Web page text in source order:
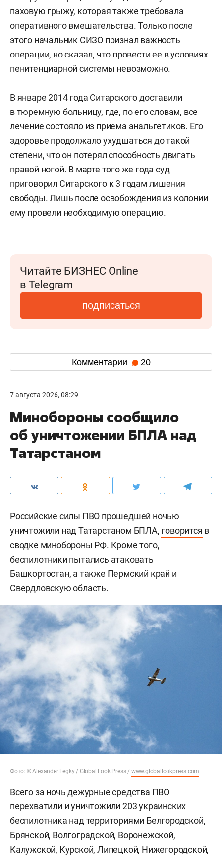
паховую грыжу, которая также требовала
оперативного вмешательства. Только после
этого начальник СИЗО признал важность
операции, но сказал, что провести ее в условиях
пенитенциарной системы невозможно.
В январе 2014 года Ситарского доставили
в тюремную больницу, где, по его словам, все
лечение состояло из приема анальгетиков. Его
здоровье продолжало ухудшаться до такой
степени, что он потерял способность двигать
правой ногой. В марте того же года суд
приговорил Ситарского к 3 годам лишения
свободы. Лишь после освобождения из колонии
ему провели необходимую операцию.
Читайте БИЗНЕС Online
в Telegram
подписаться
Комментарии 20
7 августа 2026, 08:29
Минобороны сообщило
об уничтожении БПЛА над
Татарстаном
Российские силы ПВО прошедшей ночью
уничтожили над Татарстаном БПЛА, говорится в
сводке минобороны РФ. Кроме того,
беспилотники пытались атаковать
Башкортостан, а также Пермский край и
Свердловскую область.
Фото: © Alexander Legky / Global Look Press / www.globallookpress.com
Всего за ночь дежурные средства ПВО
перехватили и уничтожили 203 украинских
беспилотника над территориями Белгородской,
Брянской, Волгоградской, Воронежской,
Калужской, Курской, Липецкой, Нижегородской,